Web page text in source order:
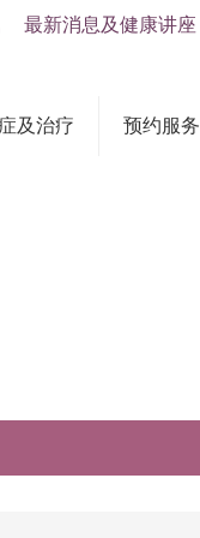
及治疗 预约服务
最新消息及健康讲座